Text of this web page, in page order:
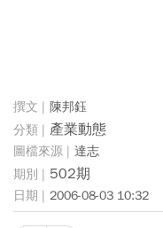
陳邦鈺
產業動態
達志
502期
2006-08-03 10:32